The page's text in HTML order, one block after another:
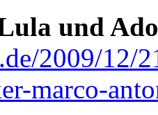
und
2009/12/
marco-